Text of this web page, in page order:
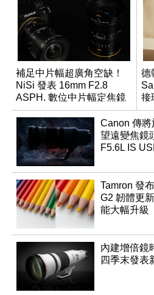
補足中片幅超廣角空缺！
NiSi 發表 16mm F2.8
ASPH. 數位中片幅定焦鏡
德
接
變
Canon 傳將
望遠變焦鏡
F5.6L IS
Tamron 發
G2 韌體更
能大幅升級
內建增倍鏡
四季末發表